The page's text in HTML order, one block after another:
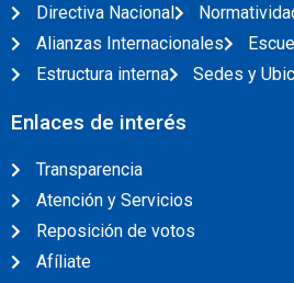
Directiva Nacional
Alianzas Internacionales
Estructura interna
Sedes y
Enlaces de interés
Transparencia
Atención y Servicios
Reposición de votos
Afíliate